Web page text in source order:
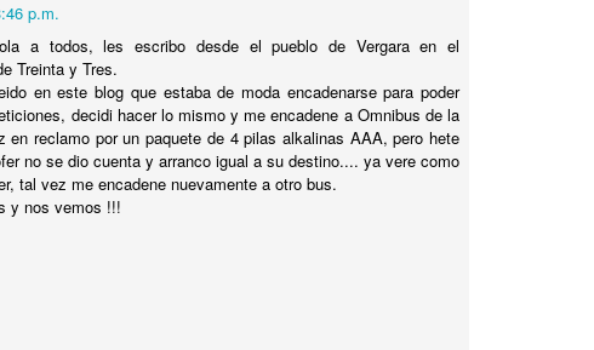
p.m.
a todos, les escribo desde el pueblo de Vergara en el
Treinta y Tres.
en este blog que estaba de moda encadenarse para poder
decidi hacer lo mismo y me encadene a Omnibus de la
en reclamo por un paquete de 4 pilas alkalinas AAA, pero hete
no se dio cuenta y arranco igual a su destino.... ya vere como
tal vez me encadene nuevamente a otro bus.
y nos vemos !!!
El dia que...MIKE TYSON QUISO PELEAR CON UN
GORILA.
dia que...MIKE TYSON QUISO PELEAR CON UN GORILA.
y POR QUÉ SE LE OCURRIÓ ESA LOCURA A TYSON ? Dejá
opinando quien hubiese ganado. TE LO CUENTO EN EL